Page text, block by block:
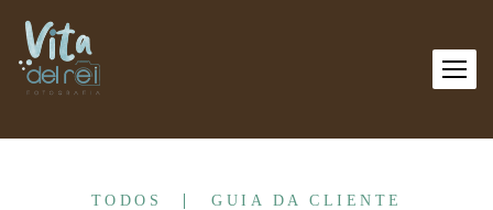
TODOS GUIA DA CLIENTE